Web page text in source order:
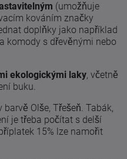
(umožňuje
kováním značky
doplňky jako například
komody s dřevěnými nebo
ekologickými laky, včetně
buku.
barvě Olše, Třešeň. Tabák,
je třeba počítat s delší
15% lze namořit